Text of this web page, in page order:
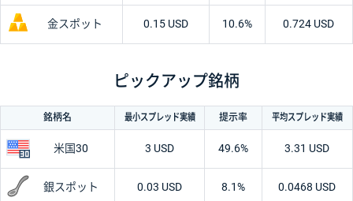
金スポット 0.15 USD 10.6% 0.724 USD
ピックアップ銘柄
銘柄名 最小スプレッド実績 提示率 平均スプレッド実績
米国30 3 USD 49.6% 3.31 USD
銀スポット 0.03 USD 8.1% 0.0468 USD